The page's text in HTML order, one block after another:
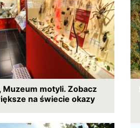
Muzeum motyli. Zobacz
na świecie okazy